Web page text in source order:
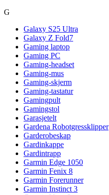
G
Galaxy S25 Ultra
Galaxy Z Fold7
Gaming laptop
Gaming PC
Gaming-headset
Gaming-mus
Gaming-skjerm
Gaming-tastatur
Gamingpult
Gamingstol
Garasjetelt
Gardena Robotgressklipper
Garderobeskap
Gardinkappe
Gardintrapp
Garmin Edge 1050
Garmin Fenix 8
Garmin Forerunner
Garmin Instinct 3